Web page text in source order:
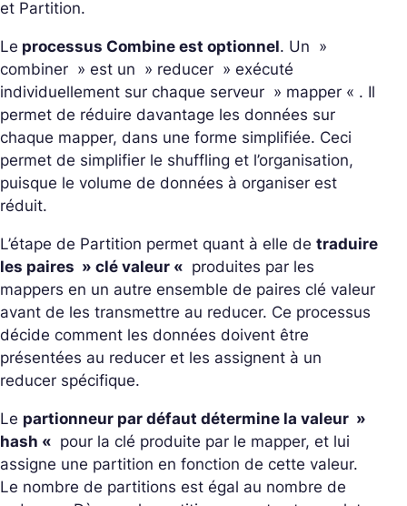
et Partition.
Le processus Combine est optionnel. Un »
combiner » est un » reducer » exécuté
individuellement sur chaque serveur » mapper « . Il
permet de réduire davantage les données sur
chaque mapper, dans une forme simplifiée. Ceci
permet de simplifier le shuffling et l’organisation,
puisque le volume de données à organiser est
réduit.
L’étape de Partition permet quant à elle de traduire
les paires » clé valeur « produites par les
mappers en un autre ensemble de paires clé valeur
avant de les transmettre au reducer. Ce processus
décide comment les données doivent être
présentées au reducer et les assignent à un
reducer spécifique.
Le partionneur par défaut détermine la valeur »
hash « pour la clé produite par le mapper, et lui
assigne une partition en fonction de cette valeur.
Le nombre de partitions est égal au nombre de